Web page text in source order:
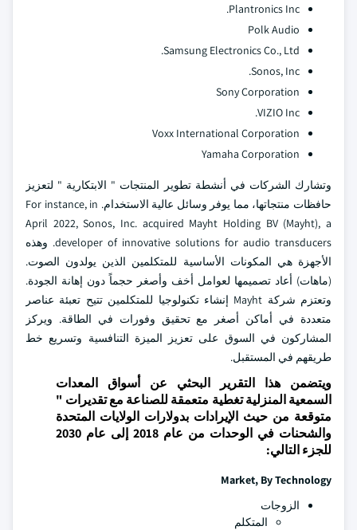
Plantronics Inc.
Polk Audio
Samsung Electronics Co., Ltd.
Sonos, Inc.
Sony Corporation
VIZIO Inc.
Voxx International Corporation
Yamaha Corporation
وتشارك الشركات في أنشطة تطوير المنتجات " الابتكارية " لتعزيز
حافظات منتجاتها، مما يوفر وسائل عالية الاستخدام. For instance, in
April 2022, Sonos, Inc. acquired Mayht Holding BV (Mayht), a
developer of innovative solutions for audio transducers. وهذه
الأجهزة هي المكونات الأساسية للمتكلمين الذين يولدون الصوت.
(ماهات) أعاد تصميمها لعوامل أخف وأصغر حجماً دون إهانة الجودة.
وتعتزم شركة Mayht إنشاء تكنولوجيا للمتكلمين تتيح تعبئة عناصر
متعددة في أماكن أصغر مع تحقيق وفورات في الطاقة. ويركز
المشاركون في السوق على تعزيز الميزة التنافسية وتسريع خط
طريقهم في المستقبل.
ويتضمن هذا التقرير البحثي عن أسواق المعدات
السمعية المنزلية تغطية متعمقة للصناعة مع تقديرات "
متوقعة من حيث الإيرادات بدولارات الولايات المتحدة
والشحنات في الوحدات من عام 2018 إلى عام 2030
للجزء التالي:
Market, By Technology
الزوجات
المتكلم